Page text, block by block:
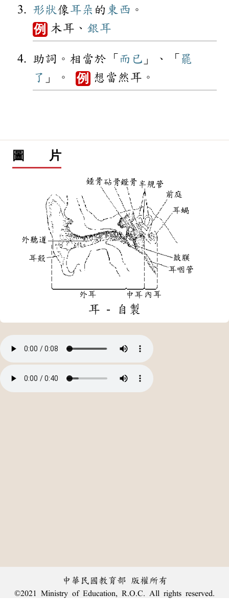
形狀像耳朵 的 東西 。
例 木耳、 銀耳
助詞。相當於「 而已 」、「 罷
了 」。 例 想當然耳。
圖 片
耳 - 自製
中華民國教育部 版權所有
©2021 Ministry of Education, R.O.C. All rights reserved.